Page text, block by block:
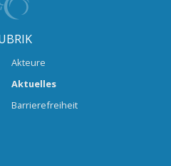
Akteure
Aktuelles
Barrierefreiheit